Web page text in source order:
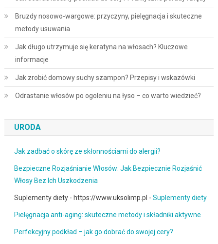
Bruzdy nosowo-wargowe: przyczyny, pielęgnacja i skuteczne
metody usuwania
Jak długo utrzymuje się keratyna na włosach? Kluczowe
informacje
Jak zrobić domowy suchy szampon? Przepisy i wskazówki
Odrastanie włosów po ogoleniu na łyso – co warto wiedzieć?
URODA
Jak zadbać o skórę ze skłonnościami do alergii?
Bezpieczne Rozjaśnianie Włosów: Jak Bezpiecznie Rozjaśnić
Włosy Bez Ich Uszkodzenia
Suplementy diety - https://www.uksolimp.pl - Suplementy diety
Pielęgnacja anti-aging: skuteczne metody i składniki aktywne
Perfekcyjny podkład – jak go dobrać do swojej cery?